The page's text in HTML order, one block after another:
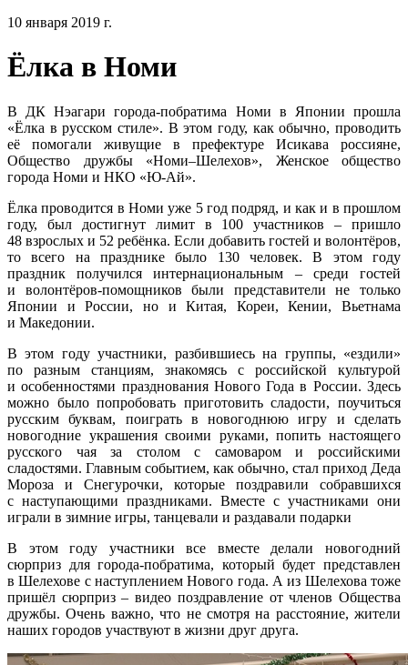
10 января 2019 г.
Ёлка в Номи
В ДК Нэагари города-побратима Номи в Японии прошла
«Ёлка в русском стиле». В этом году, как обычно, проводить
её помогали живущие в префектуре Исикава россияне,
Общество дружбы «Номи–Шелехов», Женское общество
города Номи и НКО «Ю-Ай».
Ёлка проводится в Номи уже 5 год подряд, и как и в прошлом
году, был достигнут лимит в 100 участников – пришло
48 взрослых и 52 ребёнка. Если добавить гостей и волонтёров,
то всего на празднике было 130 человек. В этом году
праздник получился интернациональным – среди гостей
и волонтёров-помощников были представители не только
Японии и России, но и Китая, Кореи, Кении, Вьетнама
и Македонии.
В этом году участники, разбившиесь на группы, «ездили»
по разным станциям, знакомясь с российской культурой
и особенностями празднования Нового Года в России. Здесь
можно было попробовать приготовить сладости, поучиться
русским буквам, поиграть в новогоднюю игру и сделать
новогодние украшения своими руками, попить настоящего
русского чая за столом с самоваром и российскими
сладостями. Главным событием, как обычно, стал приход Деда
Мороза и Снегурочки, которые поздравили собравшихся
с наступающими праздниками. Вместе с участниками они
играли в зимние игры, танцевали и раздавали подарки
В этом году участники все вместе делали новогодний
сюрприз для города-побратима, который будет представлен
в Шелехове с наступлением Нового года. А из Шелехова тоже
пришёл сюрприз – видео поздравление от членов Общества
дружбы. Очень важно, что не смотря на расстояние, жители
наших городов участвуют в жизни друг друга.